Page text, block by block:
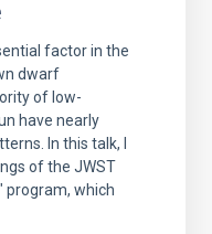
factor in the
dwarf
of low-
have nearly
In this talk, I
of the JWST
program, which